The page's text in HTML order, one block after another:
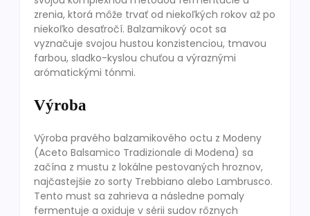
zrenia, ktorá môže trvať od niekoľkých rokov až po
niekoľko desaťročí. Balzamikový ocot sa
vyznačuje svojou hustou konzistenciou, tmavou
farbou, sladko-kyslou chuťou a výraznými
arómatickými tónmi.
Výroba
Výroba pravého balzamikového octu z Modeny
(Aceto Balsamico Tradizionale di Modena) sa
začína z mustu z lokálne pestovaných hroznov,
najčastejšie zo sorty Trebbiano alebo Lambrusco.
Tento must sa zahrieva a následne pomaly
fermentuje a oxiduje v sérii sudov rôznych